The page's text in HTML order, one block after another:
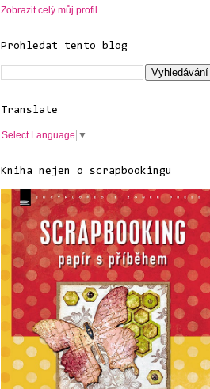
Zobrazit celý můj profil
Prohledat tento blog
Translate
Select Language ▼
Kniha nejen o scrapbookingu